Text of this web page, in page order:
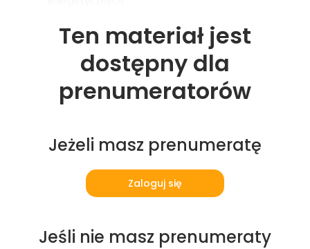
Ten materiał jest
dostępny dla
prenumeratorów
Jeżeli masz prenumeratę
Zaloguj się
Jeśli nie masz prenumeraty